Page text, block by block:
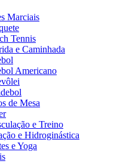
Marciais
Tennis
e Caminhada
Americano
de Mesa
e Treino
e Hidroginástica
e Yoga